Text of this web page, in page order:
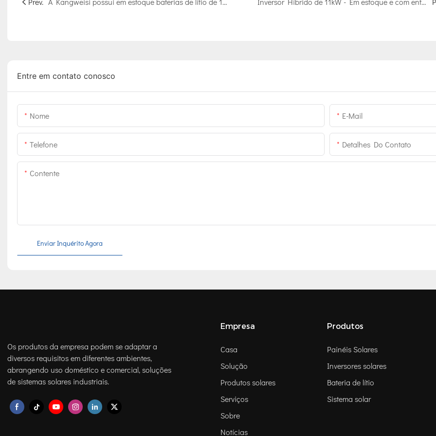
Entre em contato conosco
Nome E-Mail
Telefone Detalhes Do Contato
Contente
Enviar Inquérito Agora
Os produtos da empresa podem se adaptar a
diversos requisitos em diferentes ambientes,
abrangendo uso doméstico e comercial, soluções
de sistemas solares industriais.
Empresa
Casa
Solução
Produtos solares
Serviços
Sobre
Notícias
Produtos
Painéis Solares
Inversores solares
Bateria de lítio
Sistema solar